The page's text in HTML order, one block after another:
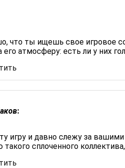
что ты ищешь свое игровое
его атмосферу: есть ли у
:
игру и давно слежу за
такого сплоченного